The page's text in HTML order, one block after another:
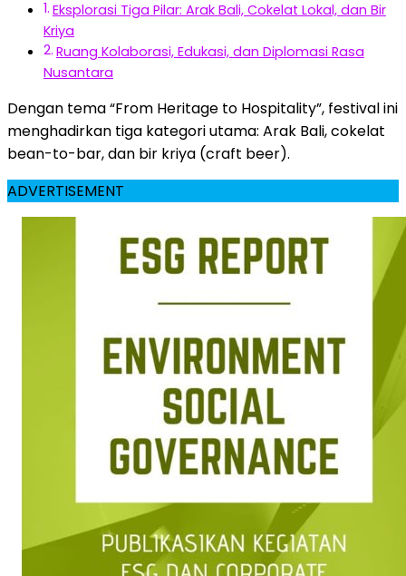
Eksplorasi Tiga Pilar: Arak Bali, Cokelat Lokal, dan Bir
Kriya
Ruang Kolaborasi, Edukasi, dan Diplomasi Rasa
Nusantara
Dengan tema “From Heritage to Hospitality”, festival ini
menghadirkan tiga kategori utama: Arak Bali, cokelat
bean-to-bar, dan bir kriya (craft beer).
ADVERTISEMENT